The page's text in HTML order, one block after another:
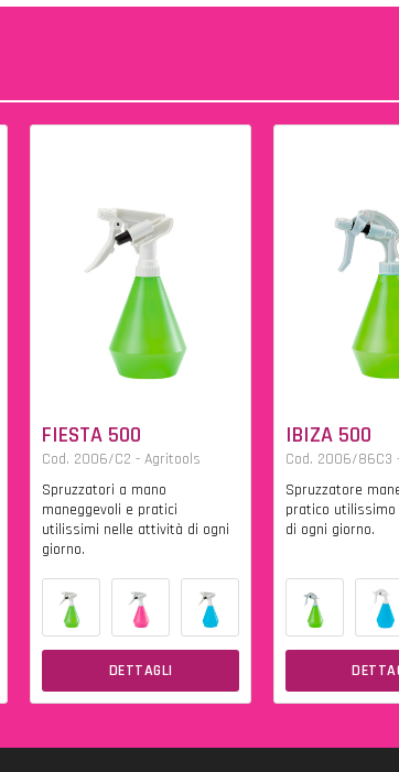
FIESTA 500
Cod. 2006/C2 - Agritools
Spruzzatori a mano
maneggevoli e pratici
utilissimi nelle attività di ogni
giorno.
DETTAGLI
IBIZA 500
Cod. 2006/86C3
Spruzzatore
pratico
di ogni giorno.